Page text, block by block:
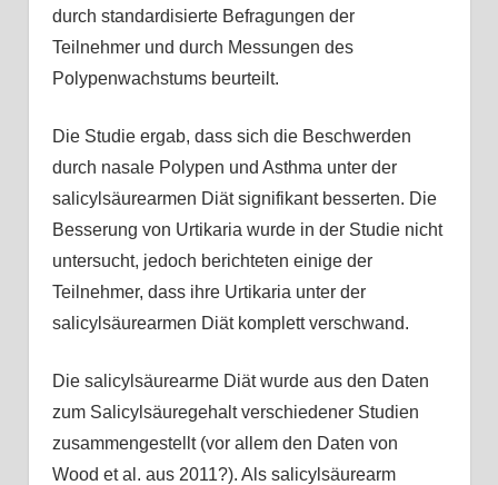
durch standardisierte Befragungen der
Teilnehmer und durch Messungen des
Polypenwachstums beurteilt.
Die Studie ergab, dass sich die Beschwerden
durch nasale Polypen und Asthma unter der
salicylsäurearmen Diät signifikant besserten. Die
Besserung von Urtikaria wurde in der Studie nicht
untersucht, jedoch berichteten einige der
Teilnehmer, dass ihre Urtikaria unter der
salicylsäurearmen Diät komplett verschwand.
Die salicylsäurearme Diät wurde aus den Daten
zum Salicylsäuregehalt verschiedener Studien
zusammengestellt (vor allem den Daten von
Wood et al. aus 2011?). Als salicylsäurearm